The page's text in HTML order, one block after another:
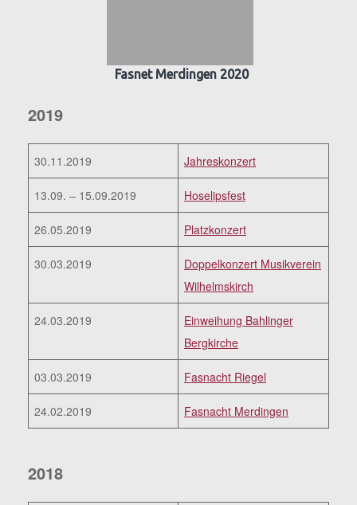
Fasnet Merdingen 2020
2019
30.11.2019 Jahreskonzert
13.09. – 15.09.2019 Hoselipsfest
26.05.2019 Platzkonzert
30.03.2019
Doppelkonzert Musikverein
Wilhelmskirch
24.03.2019
Einweihung Bahlinger
Bergkirche
03.03.2019 Fasnacht Riegel
24.02.2019 Fasnacht Merdingen
2018